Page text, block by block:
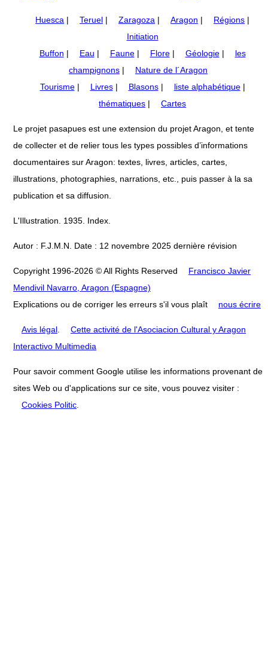
Huesca | Teruel | Zaragoza | Aragon | Régions |
Initiation
Buffon | Eau | Faune| Flore| Géologie|
les
champignons |
Nature de l´Aragon
Tourisme| Livres| Blasons| liste alphabétique|
thématiques | Cartes
Le projet pasapues est une extension du projet Aragon, et tente
de collecter et de relier tous les types possibles d’informations
documentaires sur Aragon: textes, livres, articles, cartes,
illustrations, photographies, narrations, etc., puis passer à la sa
publication et sa diffusion.
L'Illustration. 1935. Index.
Autor : F.J.M.N. Date : 12 novembre 2025 dernière révision
Copyright 1996-2026 © All Rights Reserved
Francisco Javier
Mendivil Navarro, Aragon (Espagne)
Explications ou de corriger les erreurs s'il vous plaît
nous écrire
Avis légal
Cette activité de l'Asociacion Cultural y Aragon
Interactivo Multimedia
Pour savoir comment Google utilise les informations provenant de
sites Web ou d'applications sur ce site, vous pouvez visiter :
Cookies Politic